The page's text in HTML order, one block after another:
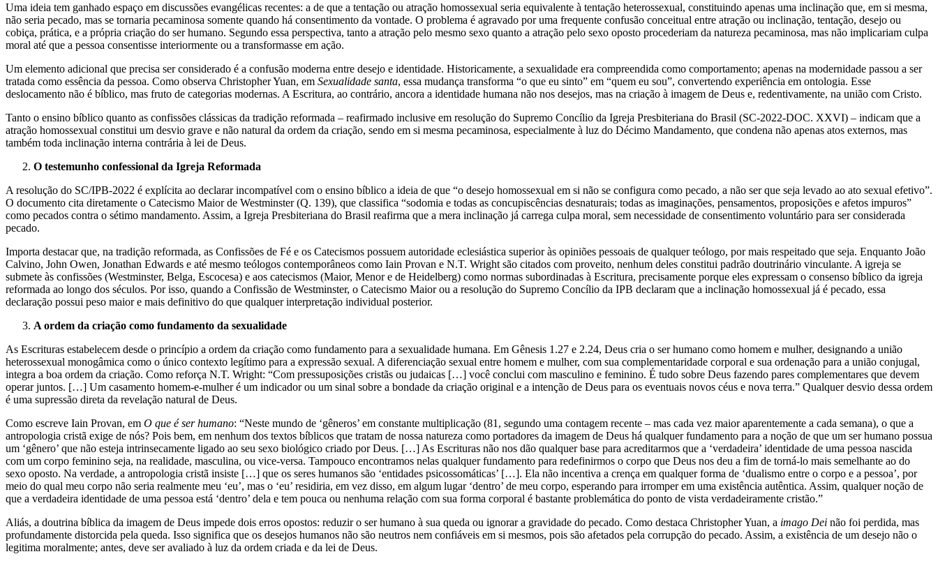
Uma ideia tem ganhado espaço em discussões evangélicas recentes: a de que a tentação ou atração homossexual seria equivalente à tentação heterossexual, constituindo apenas uma inclinação que, em si mesma,
não seria pecado, mas se tornaria pecaminosa somente quando há consentimento da vontade. O problema é agravado por uma frequente confusão conceitual entre atração ou inclinação, tentação, desejo ou
cobiça, prática, e a própria criação do ser humano. Segundo essa perspectiva, tanto a atração pelo mesmo sexo quanto a atração pelo sexo oposto procederiam da natureza pecaminosa, mas não implicariam culpa
moral até que a pessoa consentisse interiormente ou a transformasse em ação.
Um elemento adicional que precisa ser considerado é a confusão moderna entre desejo e identidade. Historicamente, a sexualidade era compreendida como comportamento; apenas na modernidade passou a ser
tratada como essência da pessoa. Como observa Christopher Yuan, em Sexualidade santa, essa mudança transforma “o que eu sinto” em “quem eu sou”, convertendo experiência em ontologia. Esse
deslocamento não é bíblico, mas fruto de categorias modernas. A Escritura, ao contrário, ancora a identidade humana não nos desejos, mas na criação à imagem de Deus e, redentivamente, na união com Cristo.
Tanto o ensino bíblico quanto as confissões clássicas da tradição reformada – reafirmado inclusive em resolução do Supremo Concílio da Igreja Presbiteriana do Brasil (SC-2022-DOC. XXVI) – indicam que a
atração homossexual constitui um desvio grave e não natural da ordem da criação, sendo em si mesma pecaminosa, especialmente à luz do Décimo Mandamento, que condena não apenas atos externos, mas
também toda inclinação interna contrária à lei de Deus.
O testemunho confessional da Igreja Reformada
A resolução do SC/IPB-2022 é explícita ao declarar incompatível com o ensino bíblico a ideia de que “o desejo homossexual em si não se configura como pecado, a não ser que seja levado ao ato sexual efetivo”.
O documento cita diretamente o Catecismo Maior de Westminster (Q. 139), que classifica “sodomia e todas as concupiscências desnaturais; todas as imaginações, pensamentos, proposições e afetos impuros”
como pecados contra o sétimo mandamento. Assim, a Igreja Presbiteriana do Brasil reafirma que a mera inclinação já carrega culpa moral, sem necessidade de consentimento voluntário para ser considerada
pecado.
Importa destacar que, na tradição reformada, as Confissões de Fé e os Catecismos possuem autoridade eclesiástica superior às opiniões pessoais de qualquer teólogo, por mais respeitado que seja. Enquanto João
Calvino, John Owen, Jonathan Edwards e até mesmo teólogos contemporâneos como Iain Provan e N.T. Wright são citados com proveito, nenhum deles constitui padrão doutrinário vinculante. A igreja se
submete às confissões (Westminster, Belga, Escocesa) e aos catecismos (Maior, Menor e de Heidelberg) como normas subordinadas à Escritura, precisamente porque eles expressam o consenso bíblico da igreja
reformada ao longo dos séculos. Por isso, quando a Confissão de Westminster, o Catecismo Maior ou a resolução do Supremo Concílio da IPB declaram que a inclinação homossexual já é pecado, essa
declaração possui peso maior e mais definitivo do que qualquer interpretação individual posterior.
A ordem da criação como fundamento da sexualidade
As Escrituras estabelecem desde o princípio a ordem da criação como fundamento para a sexualidade humana. Em Gênesis 1.27 e 2.24, Deus cria o ser humano como homem e mulher, designando a união
heterossexual monogâmica como o único contexto legítimo para a expressão sexual. A diferenciação sexual entre homem e mulher, com sua complementaridade corporal e sua ordenação para a união conjugal,
integra a boa ordem da criação. Como reforça N.T. Wright: “Com pressuposições cristãs ou judaicas […] você conclui com masculino e feminino. É tudo sobre Deus fazendo pares complementares que devem
operar juntos. […] Um casamento homem-e-mulher é um indicador ou um sinal sobre a bondade da criação original e a intenção de Deus para os eventuais novos céus e nova terra.” Qualquer desvio dessa ordem
é uma supressão direta da revelação natural de Deus.
Como escreve Iain Provan, em O que é ser humano: “Neste mundo de ‘gêneros’ em constante multiplicação (81, segundo uma contagem recente – mas cada vez maior aparentemente a cada semana), o que a
antropologia cristã exige de nós? Pois bem, em nenhum dos textos bíblicos que tratam de nossa natureza como portadores da imagem de Deus há qualquer fundamento para a noção de que um ser humano possua
um ‘gênero’ que não esteja intrinsecamente ligado ao seu sexo biológico criado por Deus. […] As Escrituras não nos dão qualquer base para acreditarmos que a ‘verdadeira’ identidade de uma pessoa nascida
com um corpo feminino seja, na realidade, masculina, ou vice-versa. Tampouco encontramos nelas qualquer fundamento para redefinirmos o corpo que Deus nos deu a fim de torná-lo mais semelhante ao do
sexo oposto. Na verdade, a antropologia cristã insiste […] que os seres humanos são ‘entidades psicossomáticas’ […]. Ela não incentiva a crença em qualquer forma de ‘dualismo entre o corpo e a pessoa’, por
meio do qual meu corpo não seria realmente meu ‘eu’, mas o ‘eu’ residiria, em vez disso, em algum lugar ‘dentro’ de meu corpo, esperando para irromper em uma existência autêntica. Assim, qualquer noção de
que a verdadeira identidade de uma pessoa está ‘dentro’ dela e tem pouca ou nenhuma relação com sua forma corporal é bastante problemática do ponto de vista verdadeiramente cristão.”
Aliás, a doutrina bíblica da imagem de Deus impede dois erros opostos: reduzir o ser humano à sua queda ou ignorar a gravidade do pecado. Como destaca Christopher Yuan, a imago Dei não foi perdida, mas
profundamente distorcida pela queda. Isso significa que os desejos humanos não são neutros nem confiáveis em si mesmos, pois são afetados pela corrupção do pecado. Assim, a existência de um desejo não o
legitima moralmente; antes, deve ser avaliado à luz da ordem criada e da lei de Deus.